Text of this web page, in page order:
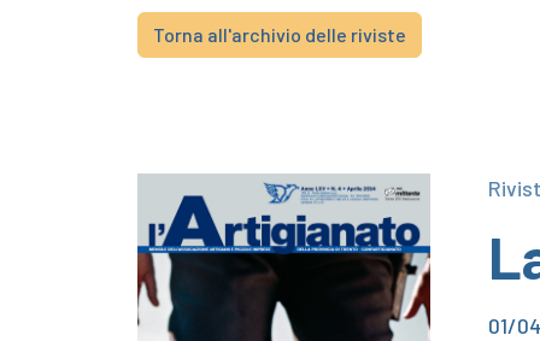
Torna all'archivio delle riviste
01/